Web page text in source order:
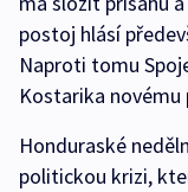
postoj hlásí
Naproti tomu
Kostarika
Honduraské
politickou krizi,